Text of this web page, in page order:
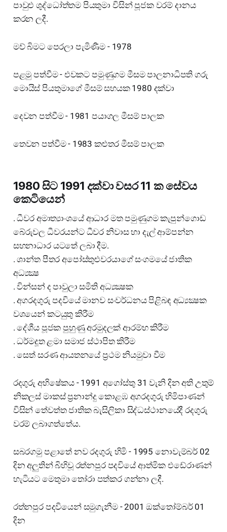
පාවුළු ශුද්ධෝත්තම පියතුමා විසින් පූජක වරම් දානය
කරන ලදී.
මව් බිමට පෙරලා පැමිණීම - 1978
පළමු පත්වීම - එවකට පමුණුගම මීසම පාලනාධිපති ගරු
මොයිස් පියතුමාගේ මීසම් සහයක 1980 දක්වා
දෙවන පත්වීම - 1981 පයාගල මීසම් පාලක
තෙවන පත්වීම - 1983 කළුතර මීසම් පාලක
1980 සිට 1991 දක්වා වසර 11 ක සේවය
කෙටියෙන්
. ධීවර අමාත්‍යාංශයේ ආධාර මත පමුණුගම කැපුන්ගොඩ
බේරුවල ධීවරයන්ට ධීවර නිවාස හා දැල් ආම්පන්න
සහනාධාර යටතේ ලබා දීම.
. ශාන්ත පීතර අපෝස්තුළුවරයාගේ සංගමයේ ජාතික
අධ්‍යක්‍ෂ
. වින්සන් ද පාවුලා සමිති අධ්‍යක්‍ෂක
. අගරදගුරු පදවියේ මානව සංවර්ධනය පිළිබඳ අධ්‍යක්‍ෂක
වශයෙන් කටයුතු කිරීම
. දේශීය පූජක පුහුණු අරමුදලක් ආරම්භ කිරීම
. ධර්මදූත ළමා සමාජ ස්ථාපිත කිරීම
. සෙත් සරණ ආයතනයේ ප්‍රථම නියමුවා වීම
රදගුරු අභිෂේකය - 1991 අගෝස්තු 31 වැනි දින අති උතුම්
නිකලස් මාකස් ප්‍රනාන්දු කොළඹ අගරදගුරු හිමිපාණන්
විසින් තේවත්ත ජාතික බැසිලිකා සිද්ධස්ථානයේදී රදගුරු
වරම් ලබාගත්තේය.
සබරගමු පළාතේ නව රදගුරු හිමි - 1995 නොවැම්බර් 02
දින අලුතින් බිහිවූ රත්නපුර පදවියේ ආත්මික එඩේරාණන්
හැටියට මෙතුමා තෝරා පත්කර ගන්නා ලදී.
රත්නපුර පදවියෙන් සමුගැනීම - 2001 ඔක්තෝම්බර් 01
දින